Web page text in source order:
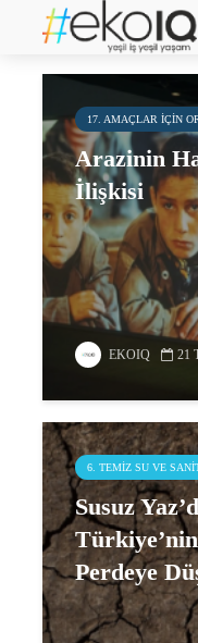
Kanal
17. AMAÇLAR IÇIN
Arazinin
İlişkisi
EKOIQ 21
6. TEMIZ SU VE
Susuz
Perdeye